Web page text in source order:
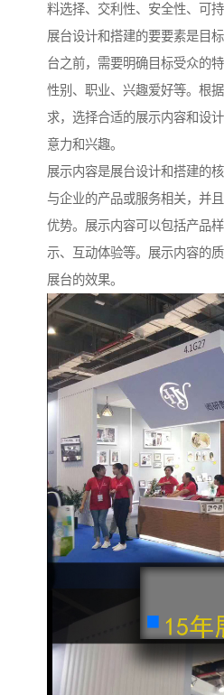
料选择、交利性、安全性、可持
展台设计和搭建的要要素是目
台之前，需要明确目标受众的
性别、职业、兴趣爱好等。根
求，选择合适的展示内容和设
意力和兴趣。
展示内容是展台设计和搭建的
与企业的产品或服务相关，并
优势。展示内容可以包括产品
示、互动体验等。展示内容的
展台的效果。